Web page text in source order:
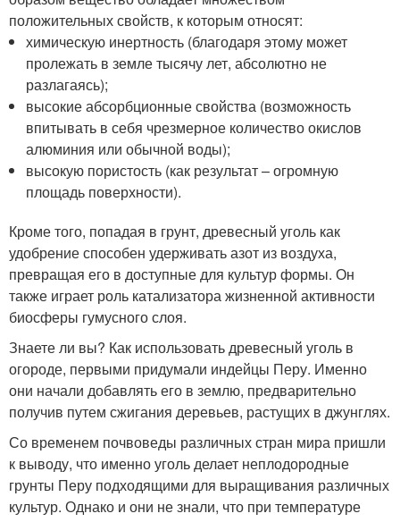
положительных свойств, к которым относят:
химическую инертность (благодаря этому может
пролежать в земле тысячу лет, абсолютно не
разлагаясь);
высокие абсорбционные свойства (возможность
впитывать в себя чрезмерное количество окислов
алюминия или обычной воды);
высокую пористость (как результат – огромную
площадь поверхности).
Кроме того, попадая в грунт, древесный уголь как
удобрение способен удерживать азот из воздуха,
превращая его в доступные для культур формы. Он
также играет роль катализатора жизненной активности
биосферы гумусного слоя.
Знаете ли вы? Как использовать древесный уголь в
огороде, первыми придумали индейцы Перу. Именно
они начали добавлять его в землю, предварительно
получив путем сжигания деревьев, растущих в джунглях.
Со временем почвоведы различных стран мира пришли
к выводу, что именно уголь делает неплодородные
грунты Перу подходящими для выращивания различных
культур. Однако и они не знали, что при температуре